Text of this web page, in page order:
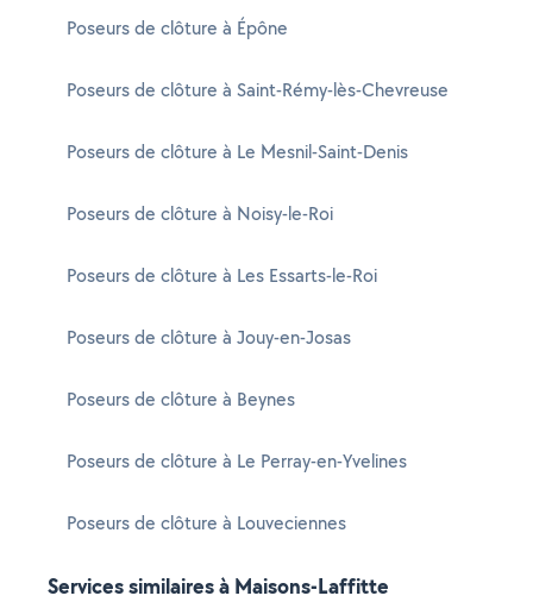
Poseurs de clôture à Épône
Poseurs de clôture à Saint-Rémy-lès-Chevreuse
Poseurs de clôture à Le Mesnil-Saint-Denis
Poseurs de clôture à Noisy-le-Roi
Poseurs de clôture à Les Essarts-le-Roi
Poseurs de clôture à Jouy-en-Josas
Poseurs de clôture à Beynes
Poseurs de clôture à Le Perray-en-Yvelines
Poseurs de clôture à Louveciennes
Services similaires à Maisons-Laffitte